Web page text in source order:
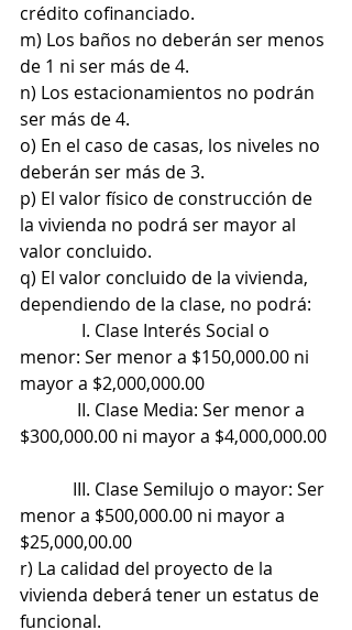
crédito cofinanciado.
m) Los baños no deberán ser menos
de 1 ni ser más de 4.
n) Los estacionamientos no podrán
ser más de 4.
o) En el caso de casas, los niveles no
deberán ser más de 3.
p) El valor físico de construcción de
la vivienda no podrá ser mayor al
valor concluido.
q) El valor concluido de la vivienda,
dependiendo de la clase, no podrá:
menor: Ser menor a $150,000.00 ni
mayor a $2,000,000.00
$300,000.00 ni mayor a $4,000,000.00
menor a $500,000.00 ni mayor a
$25,000,00.00
r) La calidad del proyecto de la
vivienda deberá tener un estatus de
funcional.